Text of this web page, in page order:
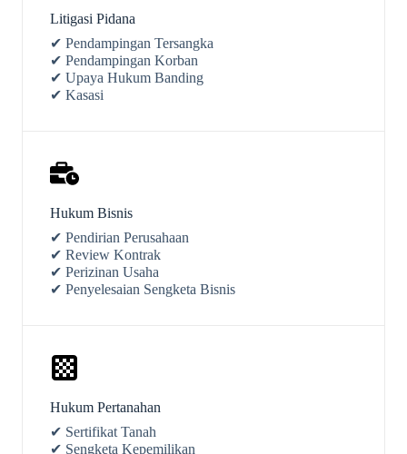
Litigasi Pidana
✔ Pendampingan Tersangka
✔ Pendampingan Korban
✔ Upaya Hukum Banding
✔ Kasasi
Hukum Bisnis
✔ Pendirian Perusahaan
✔ Review Kontrak
✔ Perizinan Usaha
✔ Penyelesaian Sengketa Bisnis
Hukum Pertanahan
✔ Sertifikat Tanah
✔ Sengketa Kepemilikan